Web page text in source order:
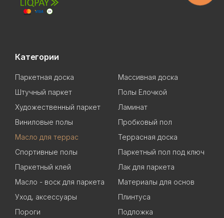
Категории
Паркетная доска
Массивная доска
Штучный паркет
Полы Елочкой
Художественный паркет
Ламинат
Виниловые полы
Пробковый пол
Масло для террас
Террасная доска
Спортивные полы
Паркетный пол под ключ
Паркетный клей
Лак для паркета
Масло - воск для паркета
Материалы для основ
Уход, аксессуары
Плинтуса
Пороги
Подложка